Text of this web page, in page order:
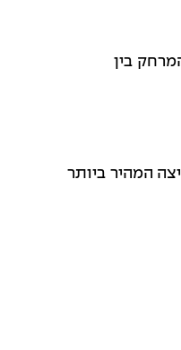
הזינוק והמרחק בין
כשהוא מוכפל ב-6. לדוגמה: אם זמן הריצה המהיר ביותר